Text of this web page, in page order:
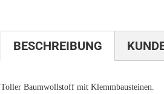
BESCHREIBUNG
Toller Baumwollstoff mit Klemmbausteinen.